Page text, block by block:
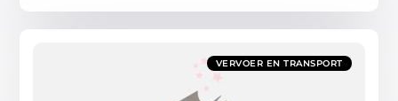
VERVOER EN TRANSPORT